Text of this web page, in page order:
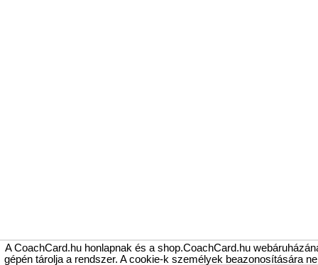
A CoachCard.hu honlapnak és a shop.CoachCard.hu
gépén tárolja a rendszer. A cookie-k személyek beazonosítására